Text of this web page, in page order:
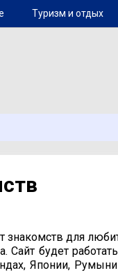
Туризм и отдых
знакомств для
Сайт будет
Японии,